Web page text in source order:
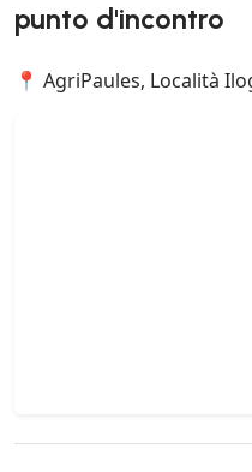
punto d'incontro
📍 AgriPaules, Località